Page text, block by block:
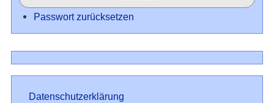
Passwort zurücksetzen
Datenschutz
Datenschutzerklärung